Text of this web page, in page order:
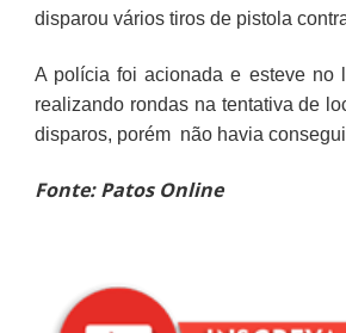
disparou vários tiros de pistola
A polícia foi acionada e esteve no
realizando rondas na tentativa de
disparos, porém não havia
Fonte: Patos Online